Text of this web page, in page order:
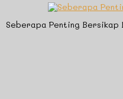
Seberapa Penting Bersikap